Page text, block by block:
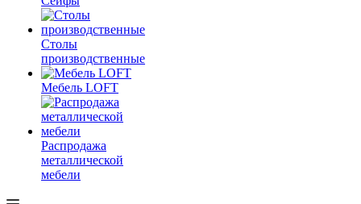
Столы
производственные
Мебель LOFT
Распродажа
металлической
мебели